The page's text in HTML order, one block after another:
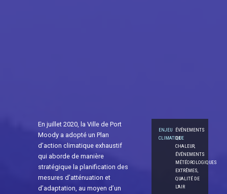
En juillet 2020, la Ville de Port
Moody a adopté un Plan
d’action climatique exhaustif
qui aborde de manière
stratégique la planification des
mesures d’atténuation et
d’adaptation, au moyen d’un
ENJEU
CLIMATIQUE
ÉVÉNEMENTS
DE
CHALEUR,
ÉVÉNEMENTS
MÉTÉOROLOGIQUES
EXTRÊMES,
QUALITÉ DE
L'AIR